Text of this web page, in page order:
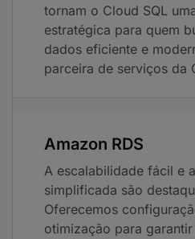
tornam o Cloud SQL
estratégica para quem
dados eficiente e
parceira de serviços da
Amazon RDS
A escalabilidade fácil e
simplificada são
Oferecemos
otimização para